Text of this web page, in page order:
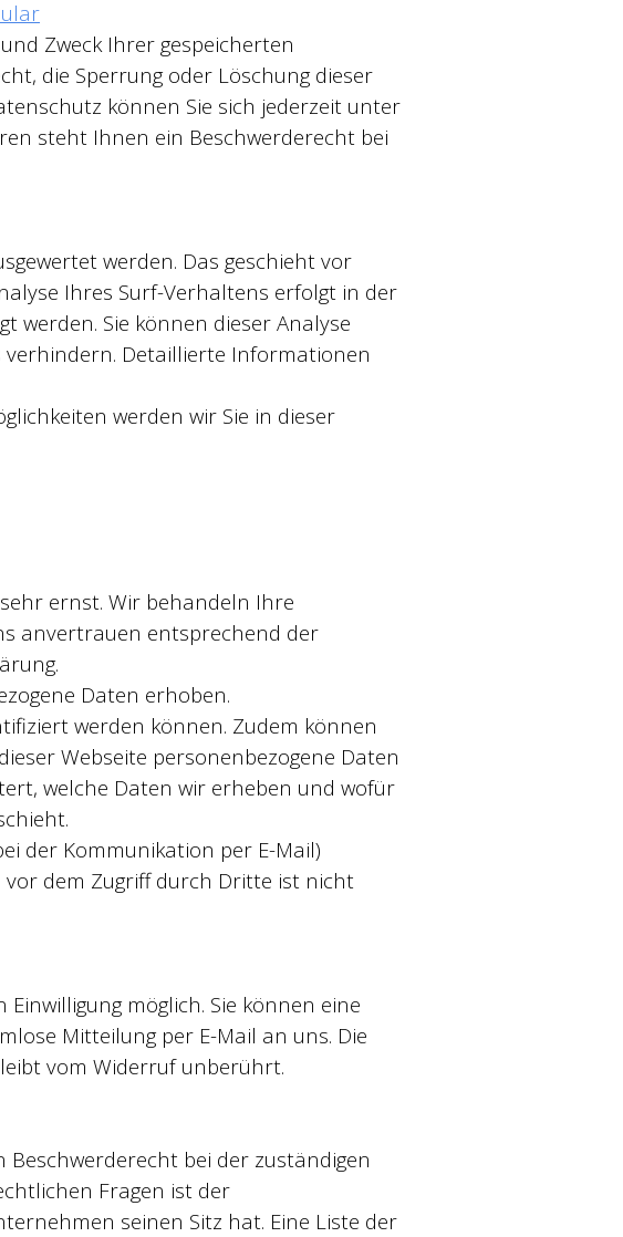
Zweck Ihrer gespeicherten
die Sperrung oder Löschung dieser
können Sie sich jederzeit unter
steht Ihnen ein Beschwerderecht bei
werden. Das geschieht vor
Ihres Surf-Verhaltens erfolgt in der
werden. Sie können dieser Analyse
Detaillierte Informationen
werden wir Sie in dieser
ernst. Wir behandeln Ihre
anvertrauen entsprechend der
Daten erhoben.
werden können. Zudem können
Webseite personenbezogene Daten
welche Daten wir erheben und wofür
der Kommunikation per E-Mail)
vor dem Zugriff durch Dritte ist nicht
möglich. Sie können eine
Mitteilung per E-Mail an uns. Die
vom Widerruf unberührt.
bei der zuständigen
Fragen ist der
seinen Sitz hat. Eine Liste der